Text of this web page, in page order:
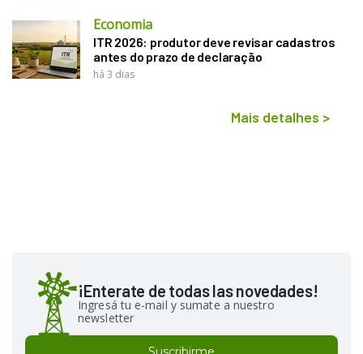
Economia
ITR 2026: produtor deve revisar cadastros
antes do prazo de declaração
há 3 dias
Mais detalhes >
¡Enterate de todas las novedades!
Ingresá tu e-mail y sumate a nuestro
newsletter